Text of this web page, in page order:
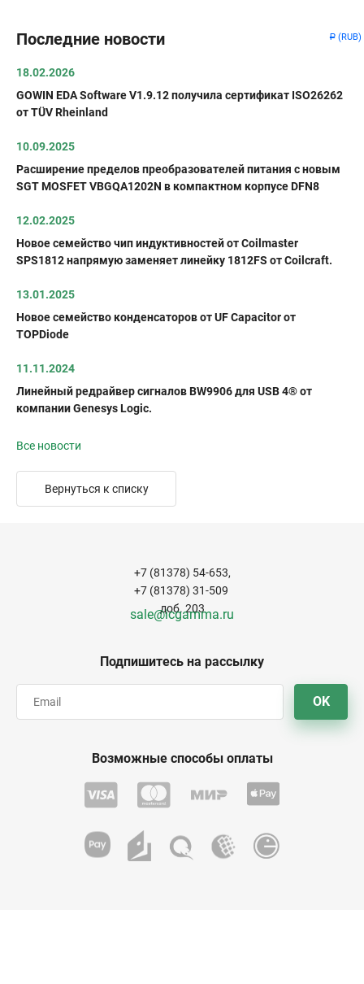
Р (RUB)
Последние новости
18.02.2026
GOWIN EDA Software V1.9.12 получила сертификат ISO26262
от TÜV Rheinland
10.09.2025
Расширение пределов преобразователей питания с новым
SGT MOSFET VBGQA1202N в компактном корпусе DFN8
12.02.2025
Новое семейство чип индуктивностей от Coilmaster
SPS1812 напрямую заменяет линейку 1812FS от Coilcraft.
13.01.2025
Новое семейство конденсаторов от UF Capacitor от
TOPDiode
11.11.2024
Линейный редрайвер сигналов BW9906 для USB 4® от
компании Genesys Logic.
Все новости
Вернуться к списку
Подпишитесь на рассылку
OK
+7 (81378) 54-653,
+7 (81378) 31-509
доб. 203
sale@icgamma.ru
Возможные способы оплаты